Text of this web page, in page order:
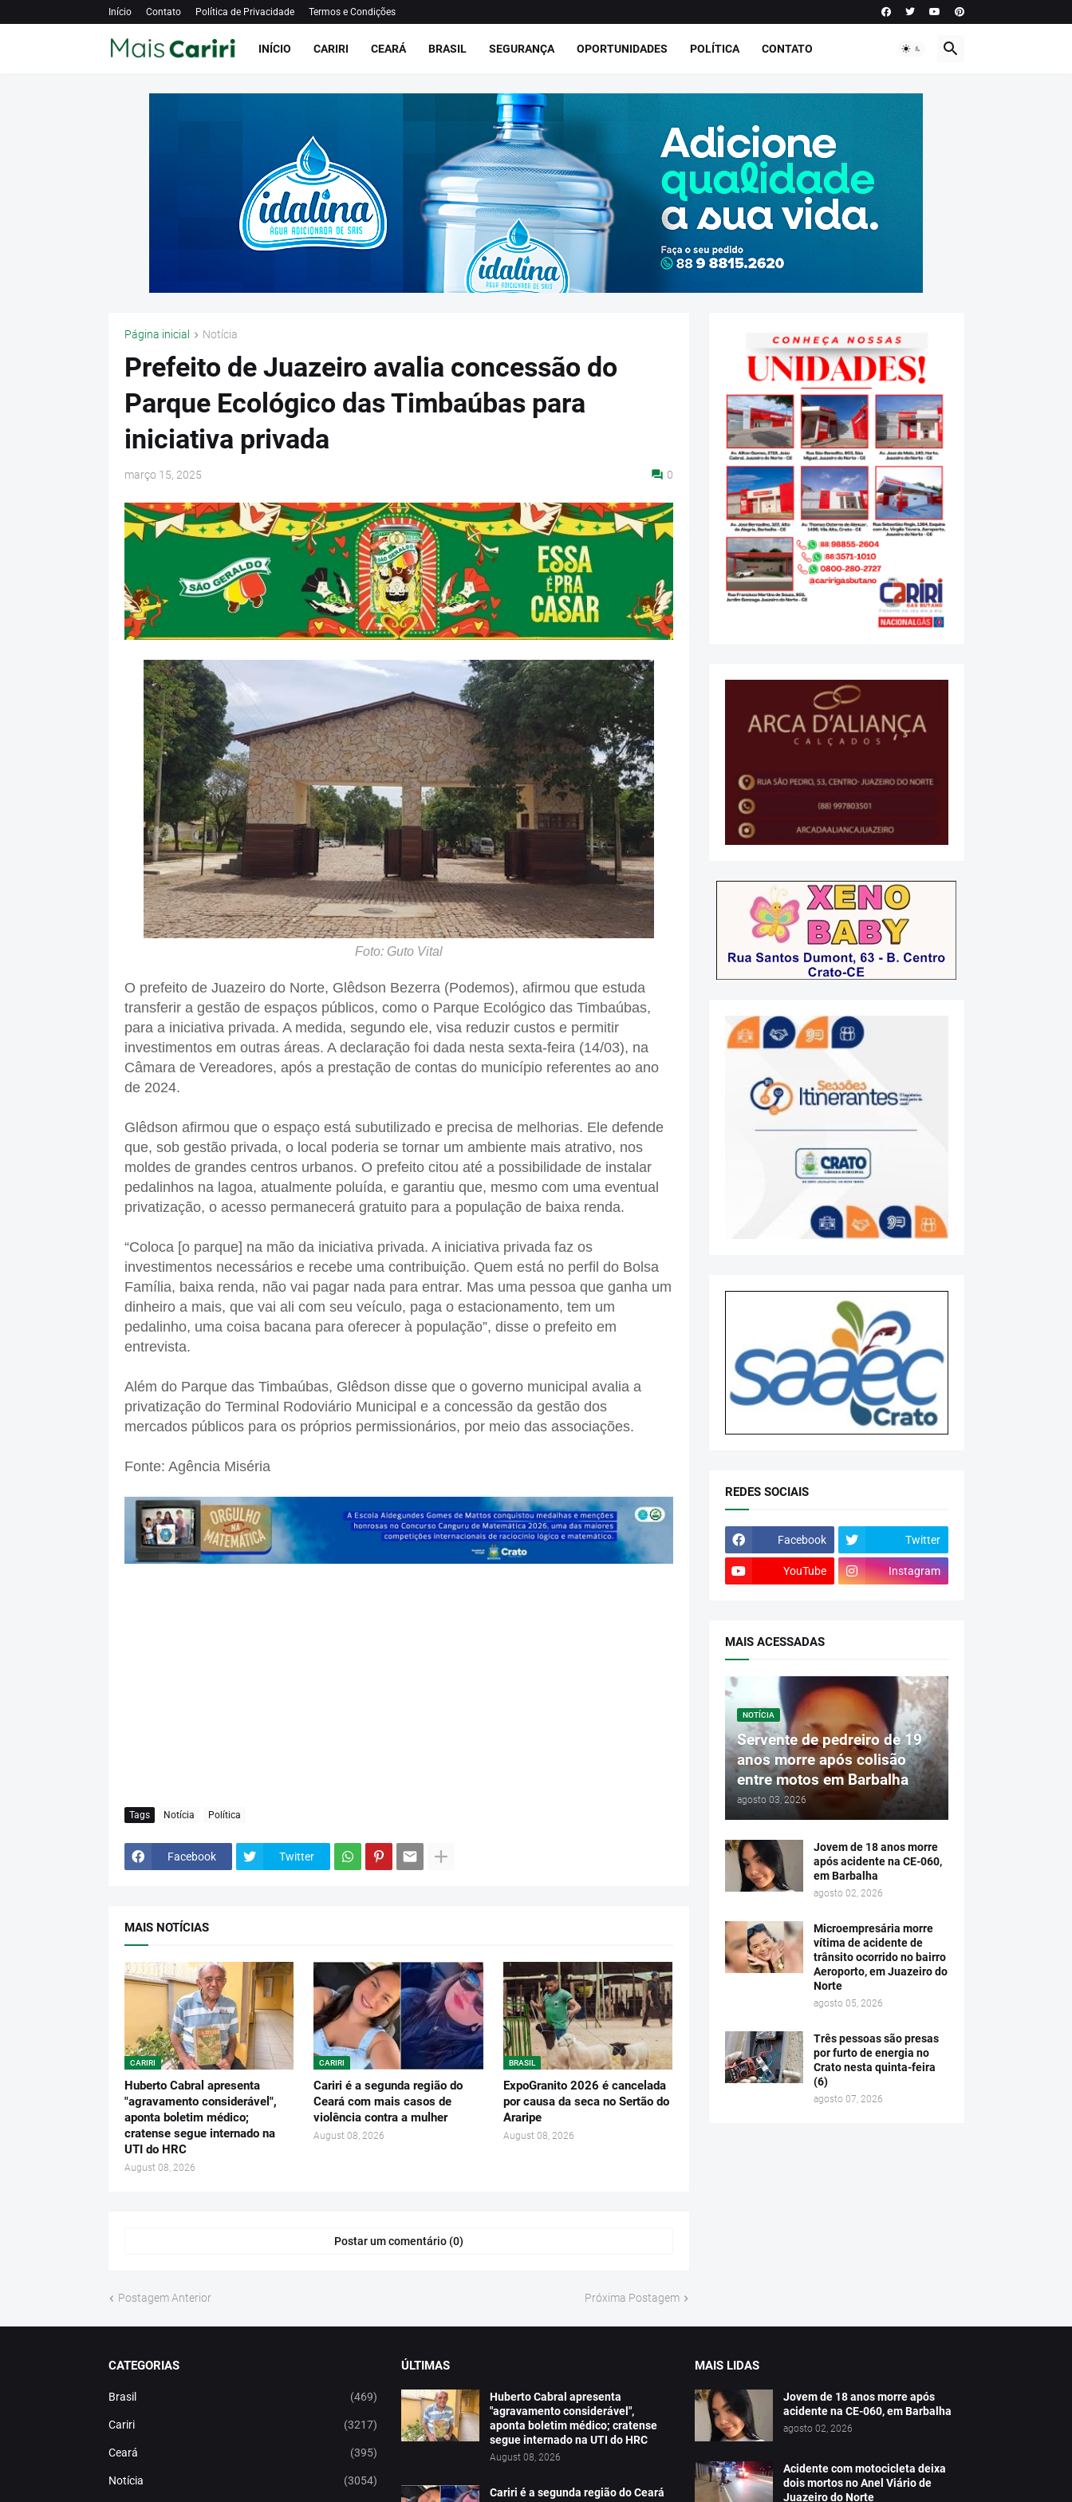
Início Contato Política de Privacidade Termos e Condições
INÍCIO CARIRI CEARÁ BRASIL SEGURANÇA OPORTUNIDADES POLÍTICA CONTATO
Página inicial Notícia
Prefeito de Juazeiro avalia concessão do
Parque Ecológico das Timbaúbas para
iniciativa privada
março 15, 2025 0
Foto: Guto Vital
O prefeito de Juazeiro do Norte, Glêdson Bezerra (Podemos), afirmou que estuda
transferir a gestão de espaços públicos, como o Parque Ecológico das Timbaúbas,
para a iniciativa privada. A medida, segundo ele, visa reduzir custos e permitir
investimentos em outras áreas. A declaração foi dada nesta sexta-feira (14/03), na
Câmara de Vereadores, após a prestação de contas do município referentes ao ano
de 2024.
Glêdson afirmou que o espaço está subutilizado e precisa de melhorias. Ele defende
que, sob gestão privada, o local poderia se tornar um ambiente mais atrativo, nos
moldes de grandes centros urbanos. O prefeito citou até a possibilidade de instalar
pedalinhos na lagoa, atualmente poluída, e garantiu que, mesmo com uma eventual
privatização, o acesso permanecerá gratuito para a população de baixa renda.
“Coloca [o parque] na mão da iniciativa privada. A iniciativa privada faz os
investimentos necessários e recebe uma contribuição. Quem está no perfil do Bolsa
Família, baixa renda, não vai pagar nada para entrar. Mas uma pessoa que ganha um
dinheiro a mais, que vai ali com seu veículo, paga o estacionamento, tem um
pedalinho, uma coisa bacana para oferecer à população”, disse o prefeito em
entrevista.
Além do Parque das Timbaúbas, Glêdson disse que o governo municipal avalia a
privatização do Terminal Rodoviário Municipal e a concessão da gestão dos
mercados públicos para os próprios permissionários, por meio das associações.
Fonte: Agência Miséria
Tags Notícia Política
Facebook Twitter
MAIS NOTÍCIAS
CARIRI
Huberto Cabral apresenta
"agravamento considerável",
aponta boletim médico;
cratense segue internado na
UTI do HRC
August 08, 2026
CARIRI
Cariri é a segunda região do
Ceará com mais casos de
violência contra a mulher
August 08, 2026
BRASIL
ExpoGranito 2026 é cancelada
por causa da seca no Sertão do
Araripe
August 08, 2026
Postar um comentário (0)
Postagem Anterior Próxima Postagem
REDES SOCIAIS
Facebook Twitter
YouTube Instagram
MAIS ACESSADAS
NOTÍCIA
Servente de pedreiro de 19
anos morre após colisão
entre motos em Barbalha
agosto 03, 2026
Jovem de 18 anos morre
após acidente na CE-060,
em Barbalha
agosto 02, 2026
Microempresária morre
vítima de acidente de
trânsito ocorrido no bairro
Aeroporto, em Juazeiro do
Norte
agosto 05, 2026
Três pessoas são presas
por furto de energia no
Crato nesta quinta-feira
(6)
agosto 07, 2026
CATEGORIAS
Brasil (469)
Cariri (3217)
Ceará (395)
Notícia (3054)
ÚLTIMAS
Huberto Cabral apresenta
"agravamento considerável",
aponta boletim médico; cratense
segue internado na UTI do HRC
August 08, 2026
Cariri é a segunda região do Ceará
MAIS LIDAS
Jovem de 18 anos morre após
acidente na CE-060, em Barbalha
agosto 02, 2026
Acidente com motocicleta deixa
dois mortos no Anel Viário de
Juazeiro do Norte